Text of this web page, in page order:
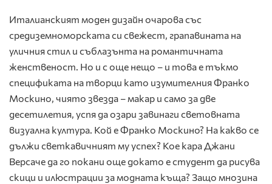
Италианският моден дизайн очарова със
средиземноморската си свежест, грапавината на
уличния стил и съблазънта на романтичната
женственост. Но и с още нещо – и това е тъкмо
спецификата на творци като изумителния Франко
Москино, чиято звезда – макар и само за две
десетилетия, успя да озари завинаги световната
визуална култура. Кой е Франко Москино? На какво се
дължи светкавичният му успех? Кое кара Джани
Версаче да го покани още докато е студент да рисува
скици и илюстрации за модната къща? Защо мнозина